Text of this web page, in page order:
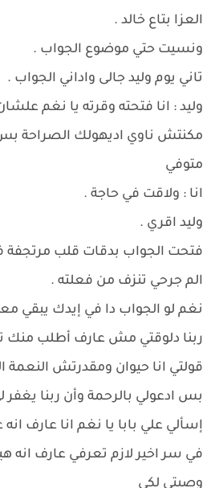
العزا بتاع خالد .
ونسيت حتي موضوع الجواب .
تاني يوم وليد جالى واداني الجواب .
وليد : انا فتحته وقرته يا نغم
مكنتش ناوي اديهولك الصراحة
متوفي
انا : ولاقت في حاجة .
وليد اقري .
فتحت الجواب بدقات قلب مرتجفة
الم جرحي تنزف من فعلته .
نغم لو الجواب دا في إيدك يبقي
ربنا دلوقتي مش عارف أطلب منك
قولتي انا حيوان ومقدرتش النعمة
بس ادعولي بالرحمة وأن ربنا يغفر
إسألي علي بابا يا نغم انا عارف
في سر اخير لازم تعرفي عارف
وصيتي لكي